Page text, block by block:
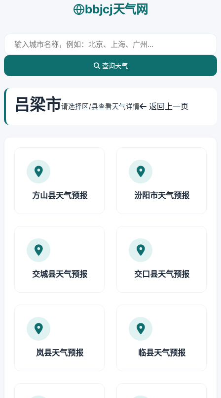
bbjcj天气网
查询天气
吕梁市请选择区/县查看天气详情 返回上一页
方山县天气预报 汾阳市天气预报
交城县天气预报 交口县天气预报
岚县天气预报 临县天气预报